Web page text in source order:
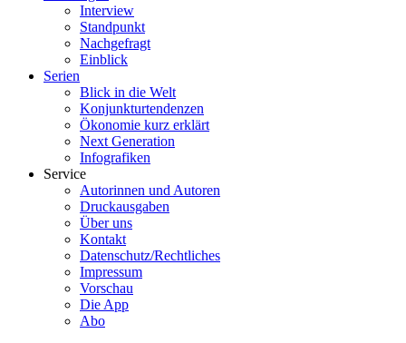
Interview
Standpunkt
Nachgefragt
Einblick
Serien
Blick in die Welt
Konjunkturtendenzen
Ökonomie kurz erklärt
Next Generation
Infografiken
Service
Autorinnen und Autoren
Druckausgaben
Über uns
Kontakt
Datenschutz/Rechtliches
Impressum
Vorschau
Die App
Abo